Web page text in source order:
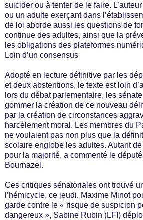
suicider ou à tenter de le faire.
ou un adulte exerçant dans
de loi aborde aussi les questions de
continue des adultes, ainsi que la
les obligations des plateformes
Loin d’un consensus
Adopté en lecture définitive par les
et deux abstentions, le texte est loin
lors du débat parlementaire, les
gommer la création de ce nouveau
par la création de circonstances
harcèlement moral. Les membres du
ne voulaient pas non plus que la
scolaire englobe les adultes. Autant
pour la majorité, a commenté le
Bournazel.
Ces critiques sénatoriales ont trouvé
l’hémicycle, ce jeudi. Maxime Minot
garde contre le « risque de suspicion
dangereux », Sabine Rubin (LFI)